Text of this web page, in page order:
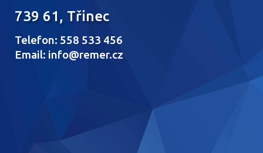
739 61, Třinec
Telefon: 558 533 456
Email: info@remer.cz